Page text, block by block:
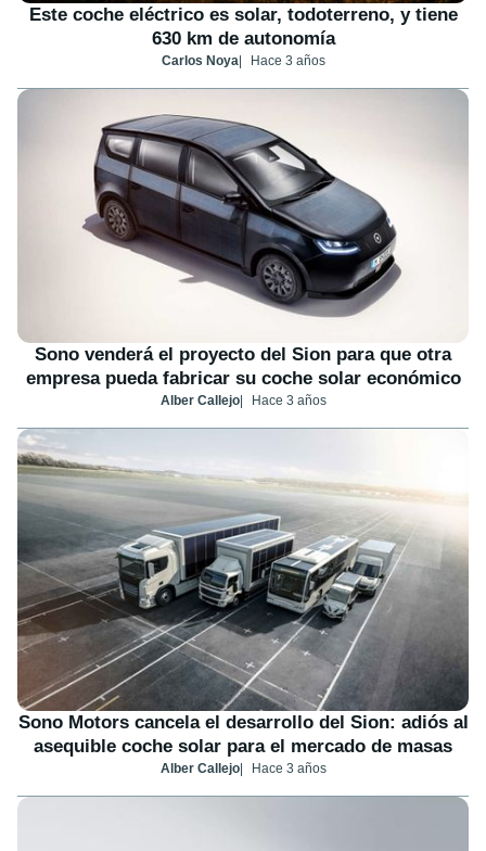
Este coche eléctrico es solar, todoterreno, y tiene
630 km de autonomía
Carlos Noya Hace 3 años
Sono venderá el proyecto del Sion para que otra
empresa pueda fabricar su coche solar económico
Alber Callejo Hace 3 años
Sono Motors cancela el desarrollo del Sion: adiós al
asequible coche solar para el mercado de masas
Alber Callejo Hace 3 años